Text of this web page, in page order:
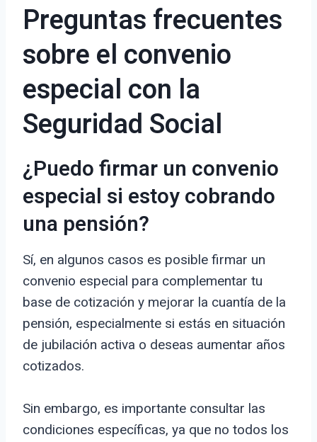
Preguntas frecuentes
sobre el convenio
especial con la
Seguridad Social
¿Puedo firmar un convenio
especial si estoy cobrando
una pensión?
Sí, en algunos casos es posible firmar un
convenio especial para complementar tu
base de cotización y mejorar la cuantía de la
pensión, especialmente si estás en situación
de jubilación activa o deseas aumentar años
cotizados.
Sin embargo, es importante consultar las
condiciones específicas, ya que no todos los